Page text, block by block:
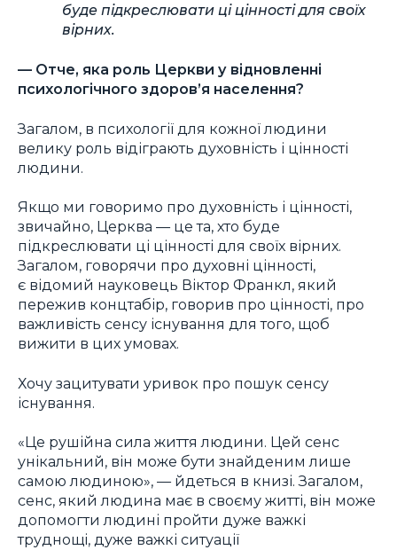
буде підкреслювати ці цінності для своїх
вірних.
— Отче, яка роль Церкви у відновленні
психологічного здоров’я населення?
Загалом, в психології для кожної людини
велику роль відіграють духовність і цінності
людини.
Якщо ми говоримо про духовність і цінності,
звичайно, Церква — це та, хто буде
підкреслювати ці цінності для своїх вірних.
Загалом, говорячи про духовні цінності,
є відомий науковець Віктор Франкл, який
пережив концтабір, говорив про цінності, про
важливість сенсу існування для того, щоб
вижити в цих умовах.
Хочу зацитувати уривок про пошук сенсу
існування.
«Це рушійна сила життя людини. Цей сенс
унікальний, він може бути знайденим лише
самою людиною», — йдеться в книзі. Загалом,
сенс, який людина має в своєму житті, він може
допомогти людині пройти дуже важкі
труднощі, дуже важкі ситуації